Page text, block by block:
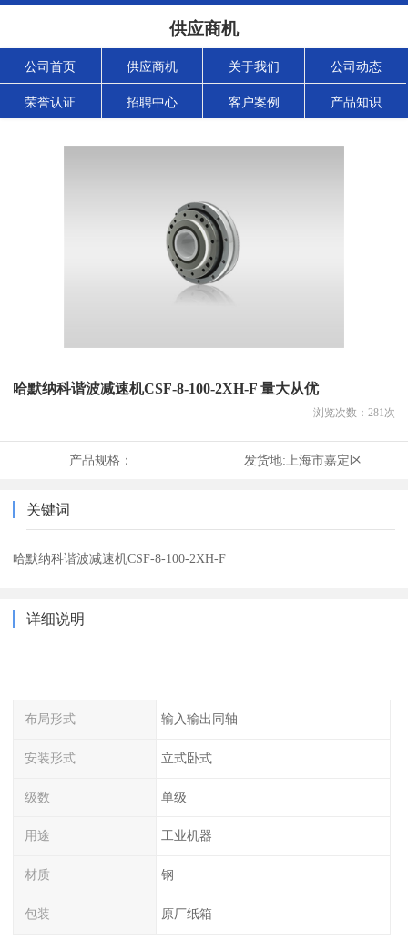
供应商机
公司首页 供应商机 关于我们 公司动态
荣誉认证 招聘中心 客户案例 产品知识
哈默纳科谐波减速机CSF-8-100-2XH-F 量大从优
浏览次数： 281次
产品规格： 发货地: 上海市嘉定区
关键词
哈默纳科谐波减速机CSF-8-100-2XH-F
详细说明
布局形式 输入输出同轴
安装形式 立式卧式
级数 单级
用途 工业机器
材质 钢
包装 原厂纸箱